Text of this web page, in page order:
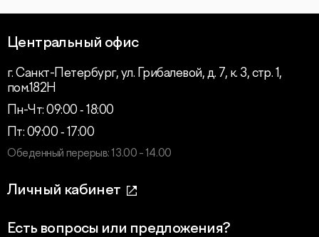
Центральный офис
г. Санкт-Петербург, ул. Грибалевой, д. 7, к. 3, стр. 1,
пом.182Н
Пн-Чт: 09:00 ‑ 18:00
Пт: 09:00 ‑ 17:00
Обеденный перерыв: 13.00 - 14.00
Личный кабинет
Есть вопросы или предложения?